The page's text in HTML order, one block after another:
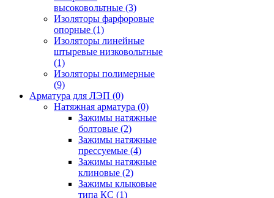
высоковольтные (3)
Изоляторы фарфоровые
опорные (1)
Изоляторы линейные
штыревые низковольтные
(1)
Изоляторы полимерные
(9)
Арматура для ЛЭП (0)
Натяжная арматура (0)
Зажимы натяжные
болтовые (2)
Зажимы натяжные
прессуемые (4)
Зажимы натяжные
клиновые (2)
Зажимы клыковые
типа КС (1)